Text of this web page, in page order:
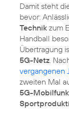
Damit steht
bevor:
Technik zum
Handball
Übertragung
5G-Netz .
vergangenen
zweiten Mal
5G-